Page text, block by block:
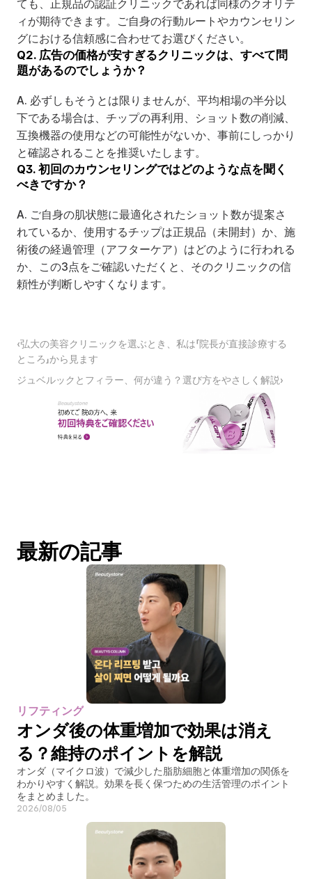
ても、正規品の認証クリニックであれば同様のクオリテ
ィが期待できます。ご自身の行動ルートやカウンセリン
グにおける信頼感に合わせてお選びください。
Q2. 広告の価格が安すぎるクリニックは、すべて問
題があるのでしょうか？
A. 必ずしもそうとは限りませんが、平均相場の半分以
下である場合は、チップの再利用、ショット数の削減、
互換機器の使用などの可能性がないか、事前にしっかり
と確認されることを推奨いたします。
Q3. 初回のカウンセリングではどのような点を聞く
べきですか？
A. ご自身の肌状態に最適化されたショット数が提案さ
れているか、使用するチップは正規品（未開封）か、施
術後の経過管理（アフターケア）はどのように行われる
か、この3点をご確認いただくと、そのクリニックの信
頼性が判断しやすくなります。
‹弘大の美容クリニックを選ぶとき、私は「院長が直接診療する
ところ」から見ます
ジュベルックとフィラー、何が違う？選び方をやさしく解説›
最新の記事
リフティング
オンダ後の体重増加で効果は消え
る？維持のポイントを解説
オンダ（マイクロ波）で減少した脂肪細胞と体重増加の関係を
わかりやすく解説。効果を長く保つための生活管理のポイント
をまとめました。
2026/08/05